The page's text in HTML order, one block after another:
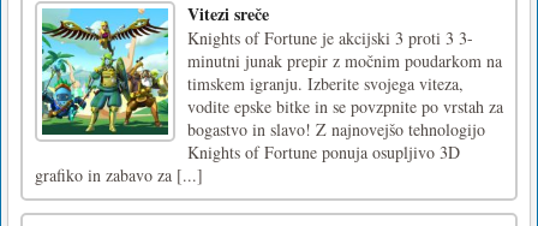
Vitezi sreče
Knights of Fortune je akcijski 3 proti 3 3-
minutni junak prepir z močnim poudarkom na
timskem igranju. Izberite svojega viteza,
vodite epske bitke in se povzpnite po vrstah za
bogastvo in slavo! Z najnovejšo tehnologijo
Knights of Fortune ponuja osupljivo 3D
grafiko in zabavo za [...]